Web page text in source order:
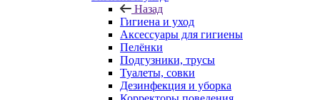
Назад
Гигиена и уход
Аксессуары для гигиены
Пелёнки
Подгузники, трусы
Туалеты, совки
Дезинфекция и уборка